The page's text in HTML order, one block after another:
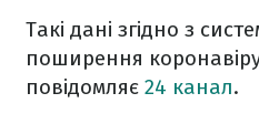
Такі дані згідно з
поширення
повідомляє 24 канал.